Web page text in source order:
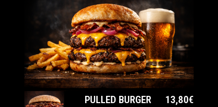
PULLED BURGER 13,80€